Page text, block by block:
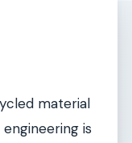
material
is